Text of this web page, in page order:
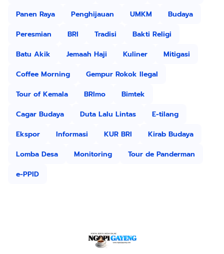
Panen Raya
Penghijauan UMKM
Budaya
Peresmian
BRI Tradisi
Bakti Religi
Batu Akik
Jemaah Haji Kuliner
Mitigasi
Coffee Morning
Gempur Rokok Ilegal
Tour of Kemala
BRImo
Bimtek
Cagar Budaya
Duta Lalu Lintas
E-tilang
Ekspor
Informasi KUR BRI
Kirab Budaya
Lomba Desa
Monitoring
Tour de Panderman
e-PPID